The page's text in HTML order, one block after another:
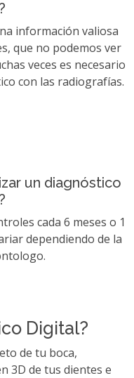
información valiosa
que no podemos ver
veces es necesario
con las radiografías.
un diagnóstico
cada 6 meses o 1
dependiendo de la
Digital?
de tu boca,
3D de tus dientes e